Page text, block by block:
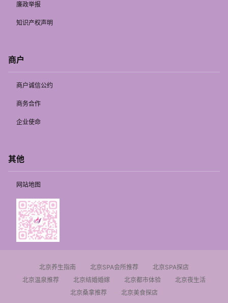
廉政举报
知识产权声明
商户
商户诚信公约
商务合作
企业使命
其他
网站地图
北京养生指南 北京SPA会所推荐
北京SPA探店
北京温泉推荐
北京结婚婚嫁 北京都市体验
北京夜生活
北京桑拿推荐
北京美食探店